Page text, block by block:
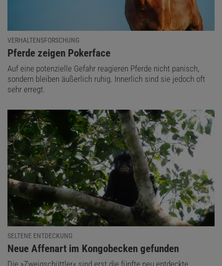
VERHALTENSFORSCHUNG
:
Pferde zeigen Pokerface
Auf eine potenzielle Gefahr reagieren Pferde nicht panisch,
sondern bleiben äußerlich ruhig. Innerlich sind sie jedoch oft
sehr erregt.
SELTENE ENTDECKUNG
:
Neue Affenart im Kongobecken gefunden